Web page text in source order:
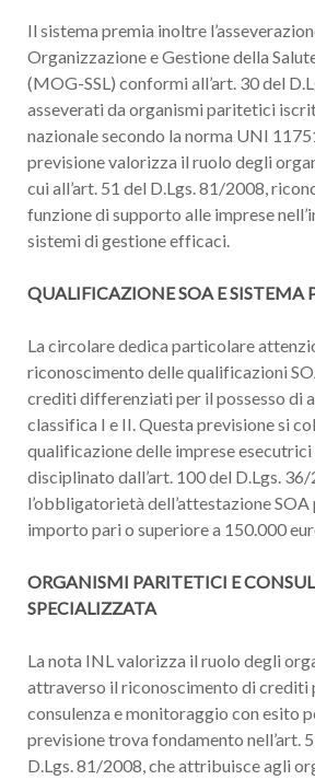
Il sistema premia inoltre
Organizzazione e Gestione della
(MOG-SSL) conformi all’art. 30 del
asseverati da organismi paritetici
nazionale secondo la norma UNI
previsione valorizza il ruolo degli
cui all’art. 51 del D.Lgs. 81/2008,
funzione di supporto alle imprese
sistemi di gestione efficaci.
QUALIFICAZIONE SOA E SISTEMA
La circolare dedica particolare
riconoscimento delle qualificazioni
crediti differenziati per il possesso di
classifica I e II. Questa previsione si
qualificazione delle imprese
disciplinato dall’art. 100 del D.Lgs.
l’obbligatorietà dell’attestazione
importo pari o superiore a 150.000
ORGANISMI PARITETICI E
SPECIALIZZATA
La nota INL valorizza il ruolo degli
attraverso il riconoscimento di crediti
consulenza e monitoraggio con esito
previsione trova fondamento nell’art.
D.Lgs. 81/2008, che attribuisce agli